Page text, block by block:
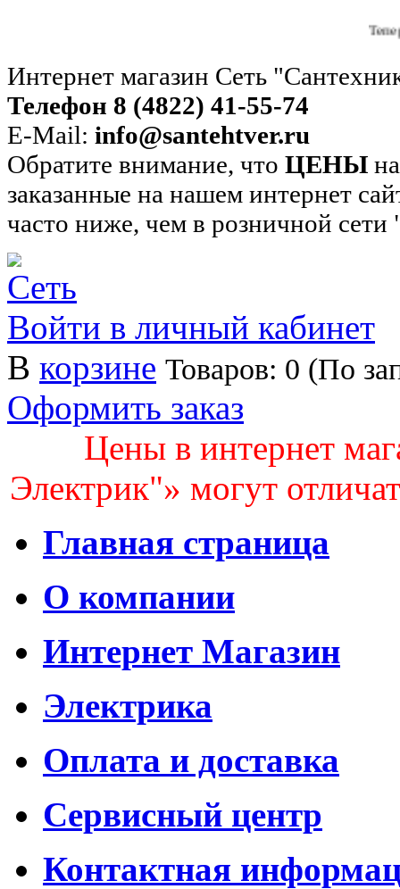
Теперь вы
Интернет магазин Сеть
Телефон 8 (4822) 41-55-74
E-Mail: info@santehtver.ru
Обратите внимание, что ЦЕНЫ
заказанные на нашем интернет
часто ниже, чем в розничной
Войти в личный кабинет
В корзине Товаров: 0 (По
Оформить заказ
Цены в интернет
Электрик"» могут
Главная страница
О компании
Интернет Магазин
Электрика
Оплата и доставка
Сервисный центр
Контактная